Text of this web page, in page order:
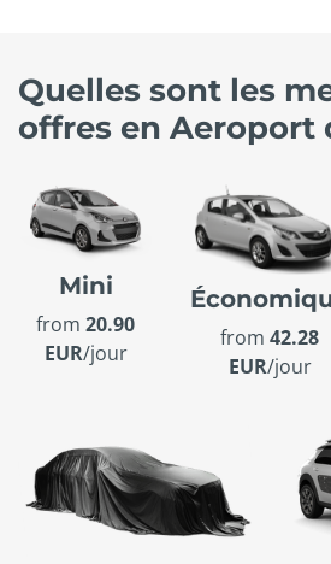
Quelles sont les
offres en Aeroport
Mini
from20.90
EUR/jour
from 42.28
EUR/jour